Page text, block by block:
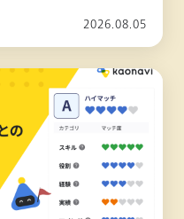
2026.08.05